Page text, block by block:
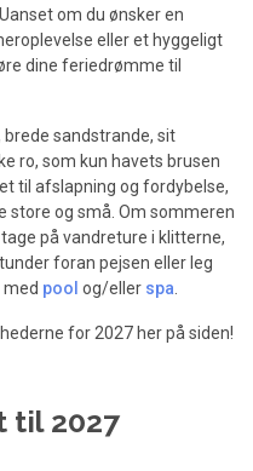
om du ønsker en
eller et hyggeligt
dine feriedrømme til
sandstrande, sit
ro, som kun havets brusen
til afslapning og fordybelse,
store og små. Om sommeren
på vandreture i klitterne,
foran pejsen eller leg
pool og/eller spa
for 2027 her på siden!
til 2027